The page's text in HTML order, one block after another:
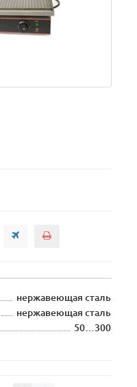
нержавеющая сталь
нержавеющая сталь
50…300